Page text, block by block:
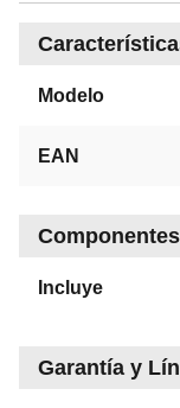
Modelo
EAN
Componentes
Incluye
Garantía y